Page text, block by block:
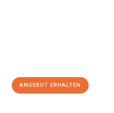
ANGEBOT ERHALTEN